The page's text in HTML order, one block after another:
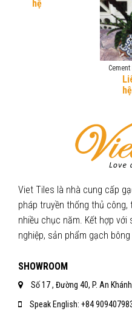
hệ
hệ
Viet Tiles là nhà cung cấp
pháp truyền thống thủ
nhiều chục năm. Kết hợp với
nghiệp, sản phẩm gạch
SHOWROOM
Số 17 , Đường 40, P. An
Speak English: +84